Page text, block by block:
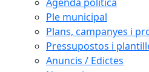
Ple municipal
Plans, campanyes i
Pressupostos i
Anuncis / Edictes